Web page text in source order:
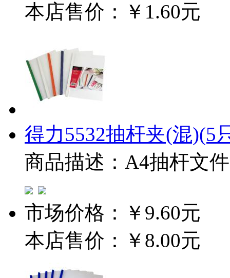
本店售价：
￥1.60元
得力5532抽杆夹(混)(5
商品描述：A4抽杆文
市场价格：
￥9.60元
本店售价：
￥8.00元